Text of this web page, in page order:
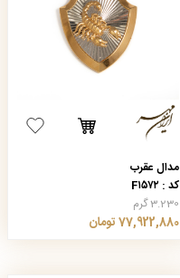
مدال عقرب
کد : F۱۵۷۲
3.230 گرم
77,922,880 تومان